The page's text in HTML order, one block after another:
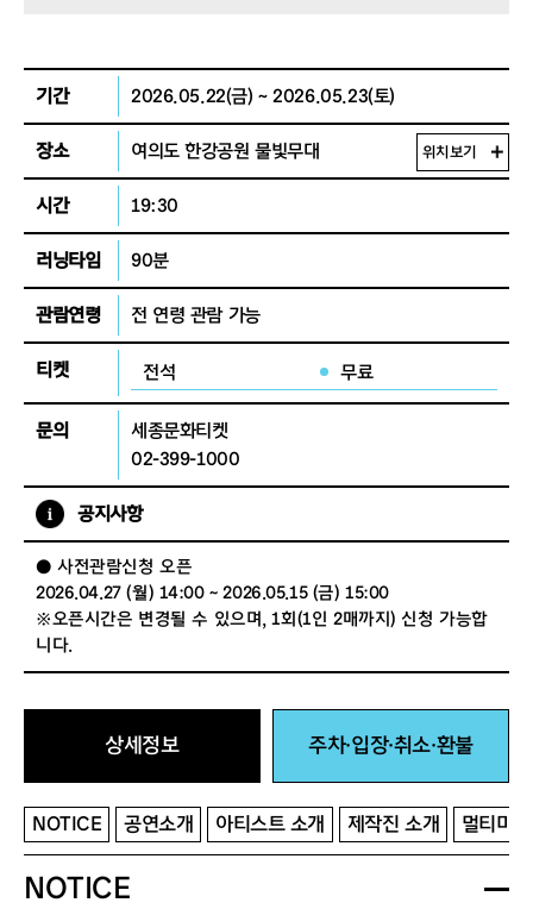
기간 2026.05.22(금) ~ 2026.05.23(토)
장소 여의도 한강공원 물빛무대 위치보기
시간 19:30
러닝타임 90분
관람연령 전 연령 관람 가능
티켓 전석 무료
문의
세종문화티켓
02-399-1000
공지사항
● 사전관람신청 오픈
2026.04.27 (월) 14:00 ~ 2026.05.15 (금) 15:00
※오픈시간은 변경될 수 있으며, 1회(1인 2매까지) 신청 가능합
니다.
상세정보 주차·입장·취소·환불
NOTICE 공연소개 아티스트 소개 제작진 소개 멀티미
NOTICE